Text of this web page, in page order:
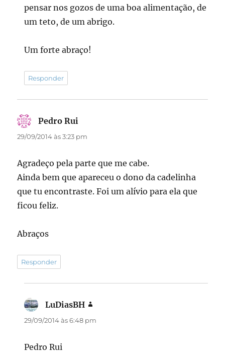
pensar nos gozos de uma boa alimentação, de
um teto, de um abrigo.
Um forte abraço!
Responder
Pedro Rui
29/09/2014 às 3:23 pm
Agradeço pela parte que me cabe.
Ainda bem que apareceu o dono da cadelinha
que tu encontraste. Foi um alívio para ela que
ficou feliz.
Abraços
Responder
LuDiasBH
29/09/2014 às 6:48 pm
Pedro Rui